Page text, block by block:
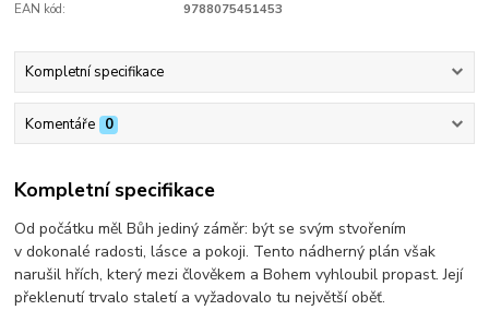
EAN kód: 9788075451453
Kompletní specifikace
Komentáře 0
Kompletní specifikace
Od počátku měl Bůh jediný záměr: být se svým stvořením
v dokonalé radosti, lásce a pokoji. Tento nádherný plán však
narušil hřích, který mezi člověkem a Bohem vyhloubil propast. Její
překlenutí trvalo staletí a vyžadovalo tu největší oběť.